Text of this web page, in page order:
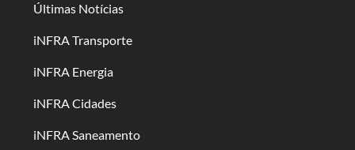
Últimas Notícias
iNFRA Transporte
iNFRA Energia
iNFRA Cidades
iNFRA Saneamento